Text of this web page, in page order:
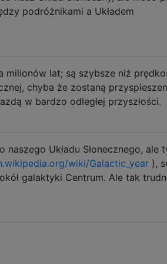
podróżnikami a Układem
milionów lat; są szybsze niż
chyba że zostaną
w bardzo odległej przyszłości.
Układu Słonecznego, ale
wiki/Galactic_year ),
galaktyki Centrum. Ale tak